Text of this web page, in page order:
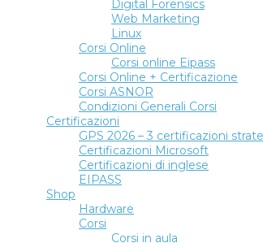
Digital Forensics
Web Marketing
Linux
Corsi Online
Corsi online Eipass
Corsi Online + Certificazione
Corsi ASNOR
Condizioni Generali Corsi
Certificazioni
GPS 2026 – 3 certificazioni
Certificazioni Microsoft
Certificazioni di inglese
EIPASS
Shop
Hardware
Corsi
Corsi in aula